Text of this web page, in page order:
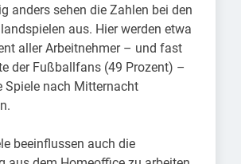
anders sehen die Zahlen bei den
aus. Hier werden etwa
aller Arbeitnehmer – und fast
der Fußballfans (49 Prozent) –
Spiele nach Mitternacht
beeinflussen auch die